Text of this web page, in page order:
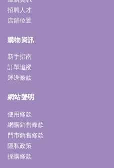
招聘人才
店鋪位置
購物資訊
新手指南
訂單追蹤
運送條款
網站聲明
使用條款
網購銷售條款
門市銷售條款
隱私政策
採購條款